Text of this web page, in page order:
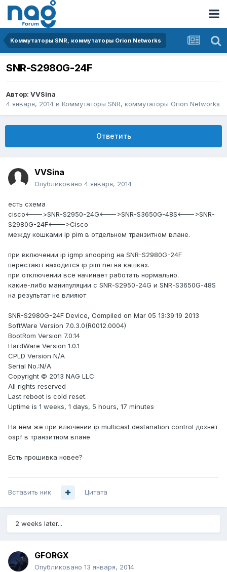
Коммутаторы SNR, коммутаторы Orion Networks
SNR-S2980G-24F
Автор: VVSina
4 января, 2014 в Коммутаторы SNR, коммутаторы Orion Networks
Ответить
VVSina
Опубликовано 4 января, 2014
есть схема
cisco<--->SNR-S2950-24G<--->SNR-S3650G-48S<--->SNR-
S2980G-24F<--->Cisco
между кошками ip pim в отдельном транзитном влане.
при включении ip igmp snooping на SNR-S2980G-24F
перестают находится ip pim nei на кашках.
при отключении всё начинает работать нормально.
какие-либо манипуляции с SNR-S2950-24G и SNR-S3650G-48S
на результат не влияют
SNR-S2980G-24F Device, Compiled on Mar 05 13:39:19 2013
SoftWare Version 7.0.3.0(R0012.0004)
BootRom Version 7.0.14
HardWare Version 1.0.1
CPLD Version N/A
Serial No.:N/A
Copyright © 2013 NAG LLC
All rights reserved
Last reboot is cold reset.
Uptime is 1 weeks, 1 days, 5 hours, 17 minutes
На нём же при влючении ip multicast destanation control дохнет
ospf в транзитном влане
Есть прошивка новее?
Вставить ник Цитата
2 weeks later...
GFORGX
Опубликовано 13 января, 2014